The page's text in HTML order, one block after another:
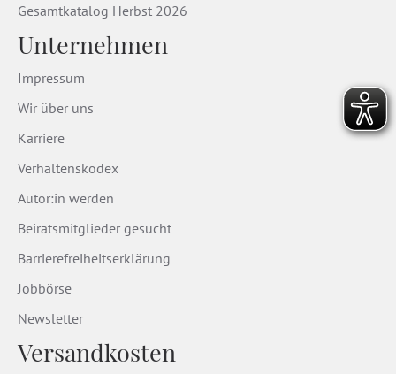
Gesamtkatalog Herbst 2026
Unternehmen
Impressum
Wir über uns
Karriere
Verhaltenskodex
Autor:in werden
Beiratsmitglieder gesucht
Barrierefreiheitserklärung
Jobbörse
Newsletter
Versandkosten